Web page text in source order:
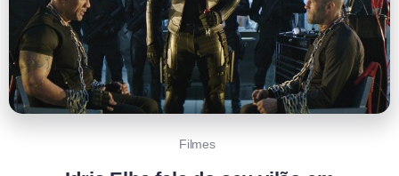
Filmes